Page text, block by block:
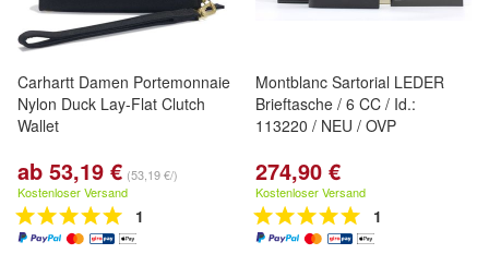
Carhartt Damen Portemonnaie
Nylon Duck Lay-Flat Clutch
Wallet
ab 53,19 € (53,19 €/)
Kostenloser Versand
1
Montblanc Sartorial LEDER
Brieftasche / 6 CC / Id.:
113220 / NEU / OVP
274,90 €
Kostenloser Versand
1